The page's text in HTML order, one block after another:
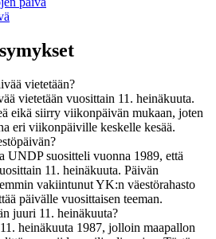
vietetään?
vietetään vuosittain 11. heinäkuuta.
eikä siirry viikonpäivän mukaan, joten
eri viikonpäiville keskelle kesää.
UNDP suositteli vuonna 1989, että
11. heinäkuuta. Päivän
vakiintunut YK:n väestörahasto
päivälle vuosittaisen teeman.
juuri 11. heinäkuuta?
heinäkuuta 1987, jolloin maapallon